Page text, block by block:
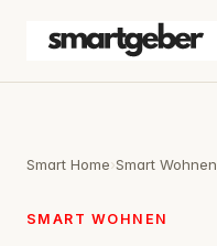
Smart Home›Smart Wohnen
SMART WOHNEN